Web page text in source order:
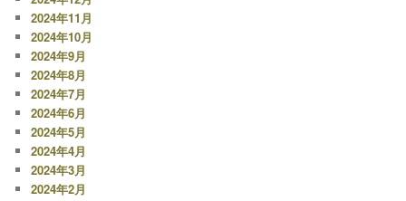
2024年11月
2024年10月
2024年9月
2024年8月
2024年7月
2024年6月
2024年5月
2024年4月
2024年3月
2024年2月